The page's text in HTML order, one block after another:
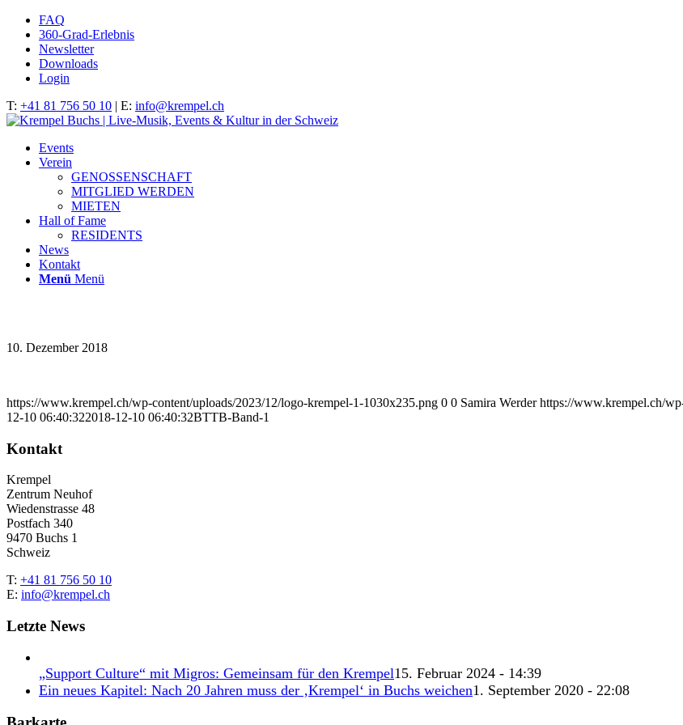
FAQ
360-Grad-Erlebnis
Newsletter
Downloads
Login
T: +41 81 756 50 10 | E: info@krempel.ch
Events
Verein
GENOSSENSCHAFT
MITGLIED WERDEN
MIETEN
Hall of Fame
RESIDENTS
News
Kontakt
Menü Menü
10. Dezember 2018
https://www.krempel.ch/wp-content/uploads/2023/12/logo-krempel-1-1030x235.png 0 0 Samira Werder https://www.krempel.ch/
12-10 06:40:322018-12-10 06:40:32BTTB-Band-1
Kontakt
Krempel
Zentrum Neuhof
Wiedenstrasse 48
Postfach 340
9470 Buchs 1
Schweiz
T: +41 81 756 50 10
E: info@krempel.ch
Letzte News
„Support Culture“ mit Migros: Gemeinsam für den Krempel15. Februar 2024 - 14:39
Ein neues Kapitel: Nach 20 Jahren muss der ‚Krempel‘ in Buchs weichen1. September 2020 - 22:08